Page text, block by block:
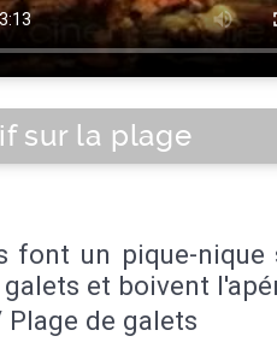
sur la plage
font un pique-nique
galets et boivent
Plage de galets